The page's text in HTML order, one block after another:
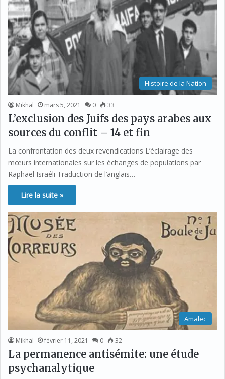
Histoire de la Nation
Mikhal mars 5, 2021 0 33
L’exclusion des Juifs des pays arabes aux
sources du conflit – 14 et fin
La confrontation des deux revendications L’éclairage des
mœurs internationales sur les échanges de populations par
Raphaël Israéli Traduction de l’anglais…
Lire la suite »
Amalec
Mikhal février 11, 2021 0 32
La permanence antisémite: une étude
psychanalytique